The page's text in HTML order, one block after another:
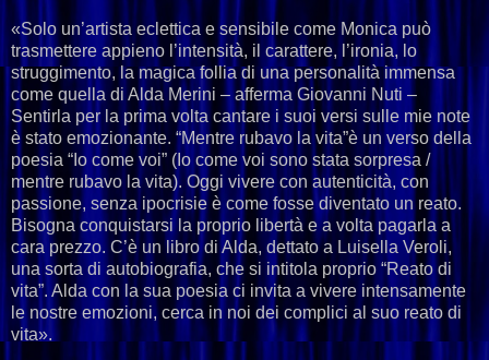
«Solo un’artista eclettica e sensibile come Monica può
trasmettere appieno l’intensità, il carattere, l’ironia, lo
struggimento, la magica follia di una personalità immensa
come quella di Alda Merini – afferma Giovanni Nuti –
Sentirla per la prima volta cantare i suoi versi sulle mie note
è stato emozionante. “Mentre rubavo la vita”è un verso della
poesia “Io come voi” (Io come voi sono stata sorpresa /
mentre rubavo la vita). Oggi vivere con autenticità, con
passione, senza ipocrisie è come fosse diventato un reato.
Bisogna conquistarsi la proprio libertà e a volta pagarla a
cara prezzo. C’è un libro di Alda, dettato a Luisella Veroli,
una sorta di autobiografia, che si intitola proprio “Reato di
vita”. Alda con la sua poesia ci invita a vivere intensamente
le nostre emozioni, cerca in noi dei complici al suo reato di
vita».